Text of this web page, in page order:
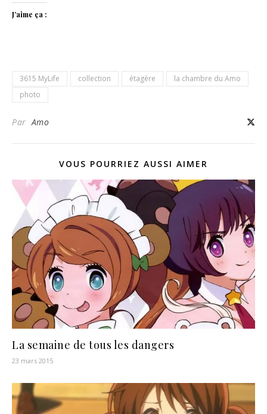
J’aime ça :
3615 MyLife collection étagère
la chambre du Amo
photo
ParAmo
VOUS POURRIEZ AUSSI AIMER
La semaine de tous les dangers
23 mars 2015